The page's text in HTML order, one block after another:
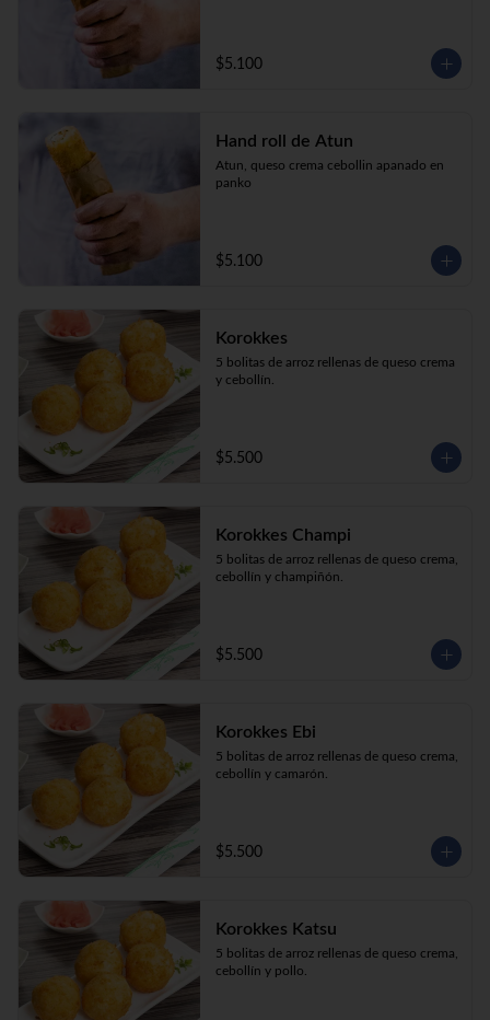
$5.100
Hand roll de Atun
Atun, queso crema cebollin apanado en
panko
$5.100
Korokkes
5 bolitas de arroz rellenas de queso crema
y cebollín.
$5.500
Korokkes Champi
5 bolitas de arroz rellenas de queso crema,
cebollín y champiñón.
$5.500
Korokkes Ebi
5 bolitas de arroz rellenas de queso crema,
cebollín y camarón.
$5.500
Korokkes Katsu
5 bolitas de arroz rellenas de queso crema,
cebollín y pollo.